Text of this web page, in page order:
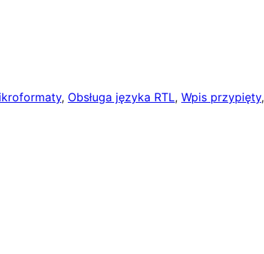
, Obsługa języka RTL, Wpis przypięty,